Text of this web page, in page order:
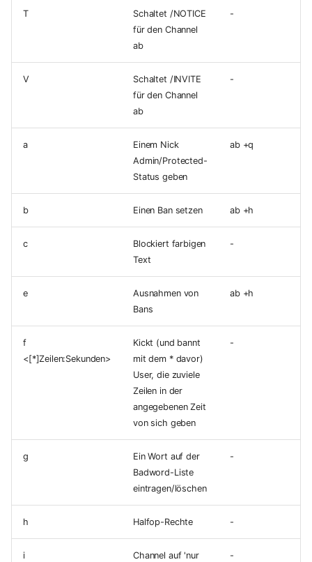
T
Schaltet /NOTICE
für den Channel
ab
-
V
Schaltet /INVITE
für den Channel
ab
-
a
Einem Nick
Admin/Protected-
Status geben
ab +q
b Einen Ban setzen ab +h
c
Blockiert farbigen
Text
-
e
Ausnahmen von
Bans
ab +h
f
<[*]Zeilen:Sekunden>
Kickt (und bannt
mit dem * davor)
User, die zuviele
Zeilen in der
angegebenen Zeit
von sich geben
-
g
Ein Wort auf der
Badword-Liste
eintragen/löschen
-
h Halfop-Rechte -
i
Channel auf 'nur
-